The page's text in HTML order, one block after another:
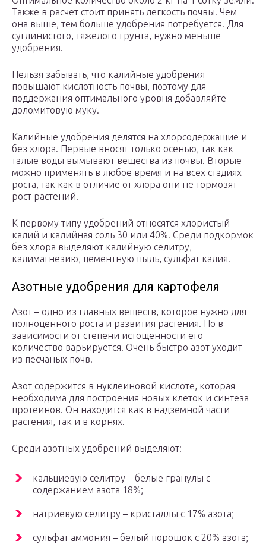
Также в расчет стоит принять легкость почвы. Чем
она выше, тем больше удобрения потребуется. Для
суглинистого, тяжелого грунта, нужно меньше
удобрения.
Нельзя забывать, что калийные удобрения
повышают кислотность почвы, поэтому для
поддержания оптимального уровня добавляйте
доломитовую муку.
Калийные удобрения делятся на хлорсодержащие и
без хлора. Первые вносят только осенью, так как
талые воды вымывают вещества из почвы. Вторые
можно применять в любое время и на всех стадиях
роста, так как в отличие от хлора они не тормозят
рост растений.
К первому типу удобрений относятся хлористый
калий и калийная соль 30 или 40%. Среди подкормок
без хлора выделяют калийную селитру,
калимагнезию, цементную пыль, сульфат калия.
Азотные удобрения для картофеля
Азот – одно из главных веществ, которое нужно для
полноценного роста и развития растения. Но в
зависимости от степени истощенности его
количество варьируется. Очень быстро азот уходит
из песчаных почв.
Азот содержится в нуклеиновой кислоте, которая
необходима для построения новых клеток и синтеза
протеинов. Он находится как в надземной части
растения, так и в корнях.
Среди азотных удобрений выделяют:
кальциевую селитру – белые гранулы с
содержанием азота 18%;
натриевую селитру – кристаллы с 17% азота;
сульфат аммония – белый порошок с 20% азота;